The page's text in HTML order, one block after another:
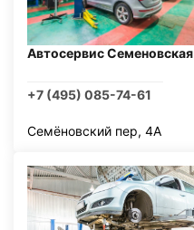
Автосервис Семеновская
+7 (495) 085-74-61
Семёновский пер, 4А